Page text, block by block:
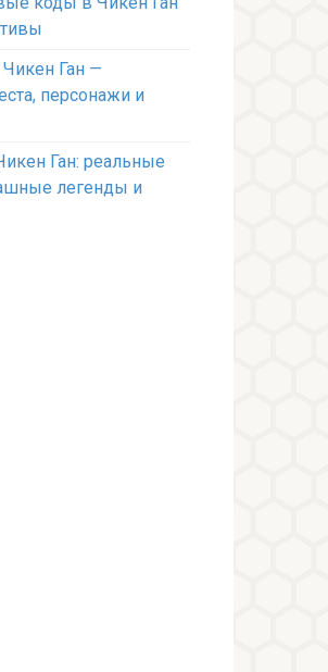
Чикен Ган —
персонажи и
Ган: реальные
легенды и